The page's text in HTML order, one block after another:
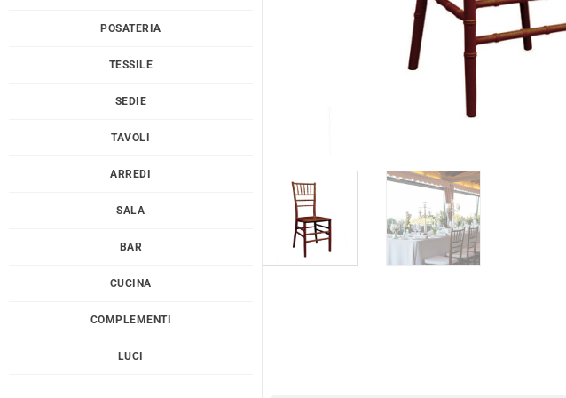
POSATERIA
TESSILE
SEDIE
TAVOLI
ARREDI
SALA
BAR
CUCINA
COMPLEMENTI
LUCI